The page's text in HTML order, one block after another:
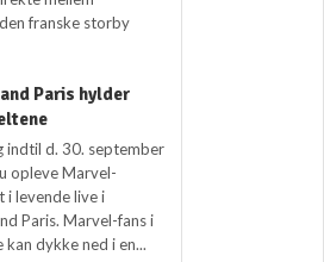
franske storby
Paris hylder
indtil d. 30. september
opleve Marvel-
i levende live i
Paris. Marvel-fans i
kan dykke ned i en...